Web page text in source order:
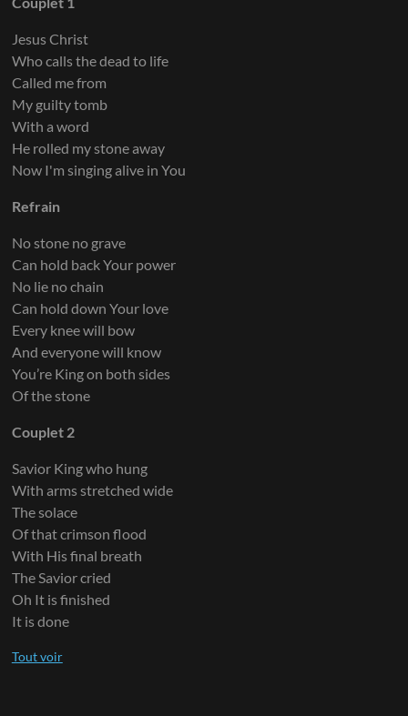
Jesus Christ
Who calls the dead to life
Called me from
My guilty tomb
With a word
He rolled my stone away
Now I'm singing alive in You
Refrain
No stone no grave
Can hold back Your power
No lie no chain
Can hold down Your love
Every knee will bow
And everyone will know
You’re King on both sides
Of the stone
Couplet 2
Savior King who hung
With arms stretched wide
The solace
Of that crimson flood
With His final breath
The Savior cried
Oh It is finished
It is done